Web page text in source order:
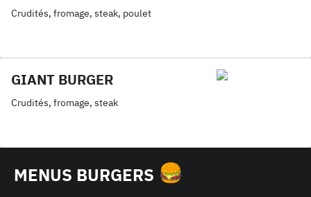
Crudités, fromage, steak, poulet
GIANT BURGER
Crudités, fromage, steak
MENUS BURGERS